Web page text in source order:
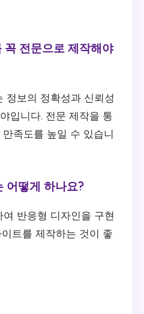
꼭 전문으로 제작해야
정보의 정확성과 신뢰성
입니다. 전문 제작을 통
족도를 높일 수 있습니
어떻게 하나요?
반응형 디자인을 구현
트를 제작하는 것이 좋